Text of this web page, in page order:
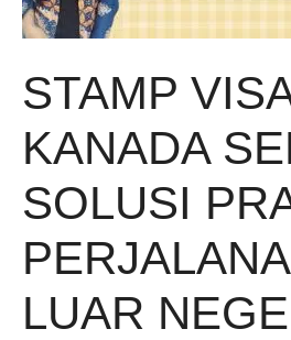
STAMP
KANADA
SOLUSI
LUAR